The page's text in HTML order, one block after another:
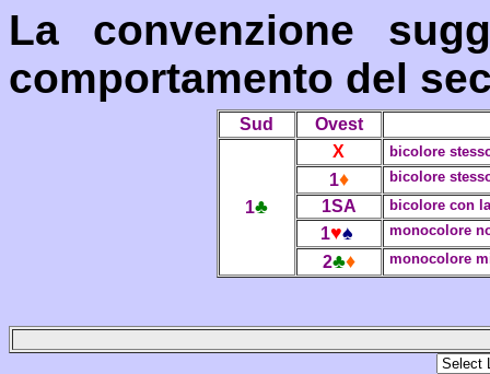
La convenzione
comportamento del
Sud Ovest
1♣
X bicolore
1♦ bicolore
1SA bicolore con
1♥♠ monocolore
2♣♦ monocolore